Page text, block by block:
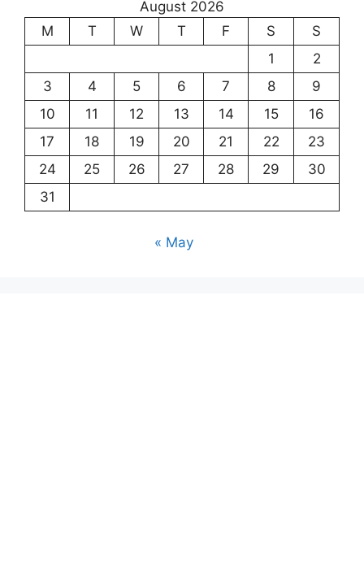
August 2026
M
T W T F S
S
1
2
3
4 5 6 7 8
9
10
11 12 13 14 15
16
17
18 19 20 21 22
23
24
25 26 27 28 29
30
31
« May